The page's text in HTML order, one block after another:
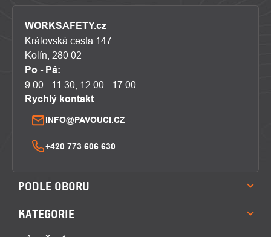
WORKSAFETY.cz
Královská cesta 147
Kolín, 280 02
Po - Pá:
9:00 - 11:30, 12:00 - 17:00
Rychlý kontakt
INFO@PAVOUCI.CZ
+420 773 606 630
PODLE OBORU
KATEGORIE